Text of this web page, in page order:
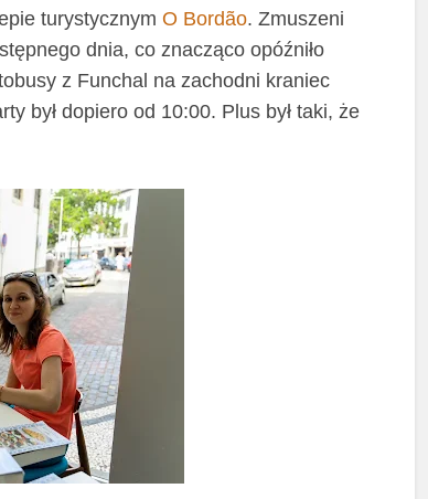
turystycznymO Bordão. Zmuszeni
dnia, co znacząco opóźniło
z Funchal na zachodni kraniec
był dopiero od 10:00. Plus był taki, że